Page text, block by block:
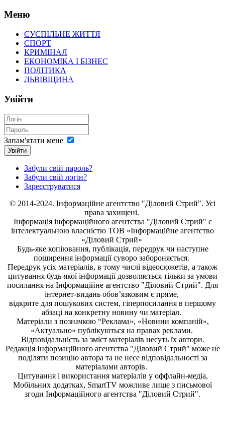
Меню
СУСПІЛЬНЕ ЖИТТЯ
СПОРТ
КРИМІНАЛ
ЕКОНОМІКА І БІЗНЕС
ПОЛІТИКА
ЛЬВІВЩИНА
Увійти
Запам'ятати мене
Увійти
Забули свій пароль?
Забули свій логін?
Зареєструватися
© 2014-2024. Інформаційне агентство "Діловий Стрий". Усі
права захищені.
Інформація інформаційного агентства "Діловий Стрий" є
інтелектуальною власністю ТОВ «Інформаційне агентство
«Діловий Стрий»
Будь-яке копiювання, публiкацiя, передрук чи наступне
поширення iнформацiї суворо забороняється.
Передрук усіх матеріалів, в тому числі відеосюжетів, а також
цитування будь-якої інформації дозволяється тільки за умови
посилання на Інформаційне агентство "Діловий Стрий". Для
інтернет-видань обов’язковим є пряме,
відкрите для пошукових систем, гіперпосилання в першому
абзаці на конкретну новину чи матеріал.
Матеріали з позначкою “Реклама», «Новини компаній»,
«Актуально» публікуються на правах реклами.
Відповідальність за зміст матеріалів несуть їх автори.
Редакція Інформаційного агентства "Діловий Стрий" може не
поділяти позицію автора та не несе відповідальності за
матеріалами авторів.
Цитування і використання матеріалів у оффлайн-медіа,
Мобільних додатках, SmartTV можливе лише з письмової
згоди Інформаційного агентства "Діловий Стрий".